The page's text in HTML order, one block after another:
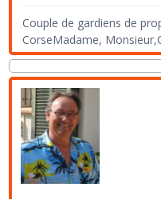
Couple de gardiens de
CorseMadame,